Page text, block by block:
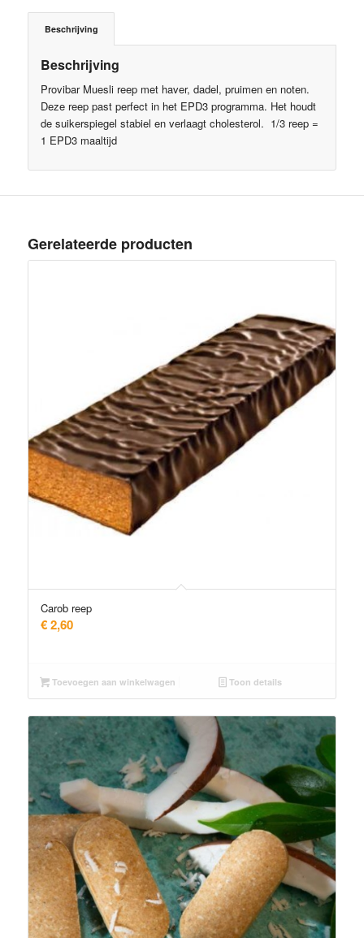
Beschrijving
Beschrijving
Provibar Muesli reep met haver, dadel, pruimen en noten.
Deze reep past perfect in het EPD3 programma. Het houdt
de suikerspiegel stabiel en verlaagt cholesterol. 1/3 reep =
1 EPD3 maaltijd
Gerelateerde producten
Carob reep
€2,60
Toevoegen aan winkelwagen Toon details